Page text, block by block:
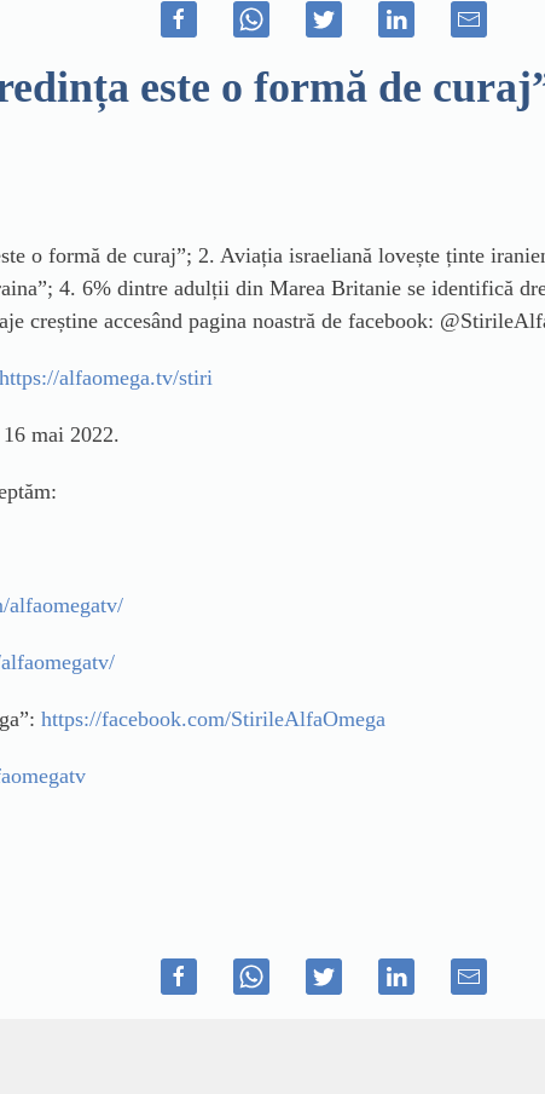
este o formă de
o formă de curaj”; 2. Aviația israeliană lovește ținte
4. 6% dintre adulții din Marea Britanie se identifică
creștine accesând pagina noastră de facebook:
https://alfaomega.tv/stiri
mai 2022.
alfaomegatv/
https://facebook.com/StirileAlfaOmega